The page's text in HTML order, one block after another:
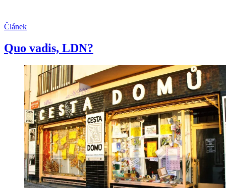
Článek
Quo vadis, LDN?